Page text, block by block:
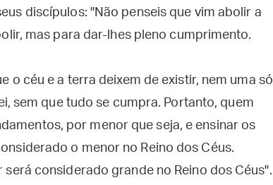
discípulos: "Não penseis que vim abolir a
mas para dar-lhes pleno cumprimento.
o céu e a terra deixem de existir, nem uma só
sem que tudo se cumpra. Portanto, quem
por menor que seja, e ensinar os
o menor no Reino dos Céus.
será considerado grande no Reino dos Céus".